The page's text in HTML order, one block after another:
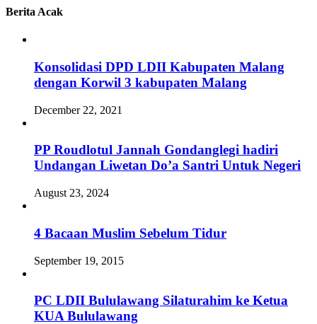
Berita Acak
Konsolidasi DPD LDII Kabupaten Malang
dengan Korwil 3 kabupaten Malang
December 22, 2021
PP Roudlotul Jannah Gondanglegi hadiri
Undangan Liwetan Do’a Santri Untuk Negeri
August 23, 2024
4 Bacaan Muslim Sebelum Tidur
September 19, 2015
PC LDII Bululawang Silaturahim ke Ketua
KUA Bululawang